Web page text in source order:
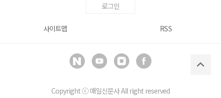
로그인
사이트맵 RSS
Copyright ⓒ매일신문사All right reserved